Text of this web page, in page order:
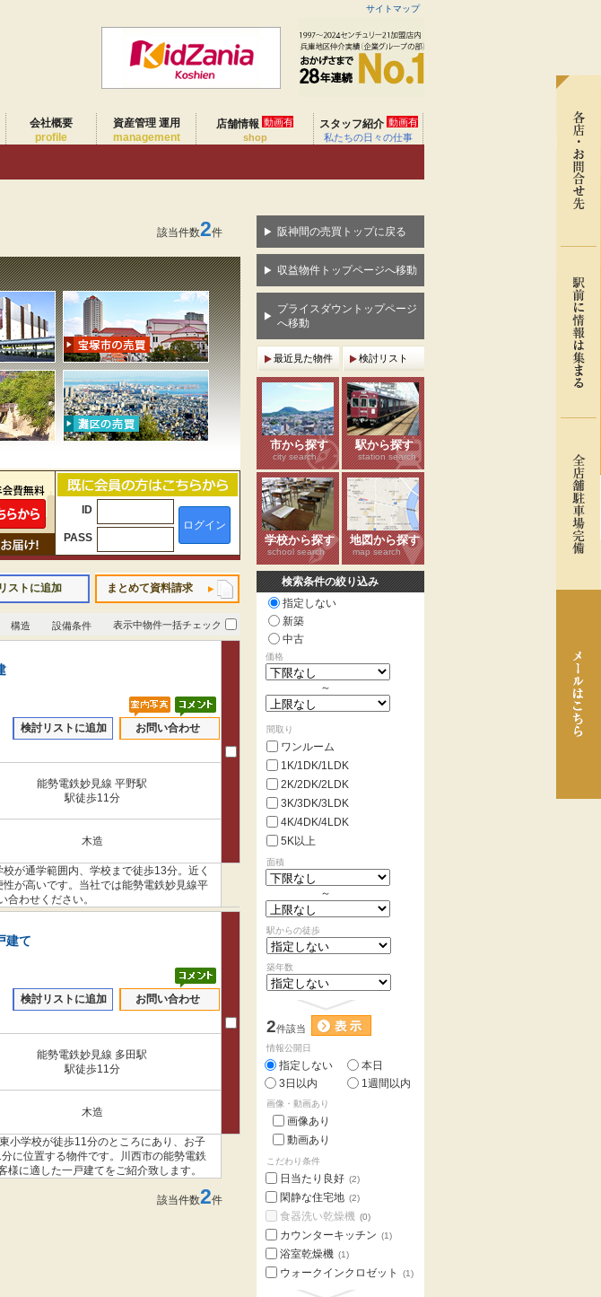
サイトマップ
会社概要
profile
資産管理 運用
management
店舗情報 動画有
shop
スタッフ紹介 動画有
私たちの日々の仕事
該当件数2件
ログイン
ID
PASS
ストに追加 まとめて資料請求
構造 設備条件 表示中物件一括チェック
検討リストに追加 お問い合わせ
能勢電鉄妙見線 平野駅
駅徒歩11分
木造
が通学範囲内、学校まで徒歩13分。近く
が高いです。当社では能勢電鉄妙見線平
わせください。
建て
検討リストに追加 お問い合わせ
能勢電鉄妙見線 多田駅
駅徒歩11分
木造
小学校が徒歩11分のところにあり、お子
に位置する物件です。川西市の能勢電鉄
に適した一戸建てをご紹介致します。
該当件数2件
阪神間の売買トップに戻る
収益物件トップページへ移動
プライスダウントップページ
へ移動
最近見た物件 検討リスト
市から探す
city search
駅から探す
station search
学校から探す
school search
地図から探す
map search
検索条件の絞り込み
指定しない
新築
中古
価格
～
間取り
ワンルーム
1K/1DK/1LDK
2K/2DK/2LDK
3K/3DK/3LDK
4K/4DK/4LDK
5K以上
面積
～
駅からの徒歩
築年数
2件該当
情報公開日
指定しない
本日
3日以内
1週間以内
画像・動画あり
画像あり
動画あり
こだわり条件
日当たり良好 (2)
閑静な住宅地 (2)
食器洗い乾燥機 (0)
カウンターキッチン (1)
浴室乾燥機 (1)
ウォークインクロゼット (1)